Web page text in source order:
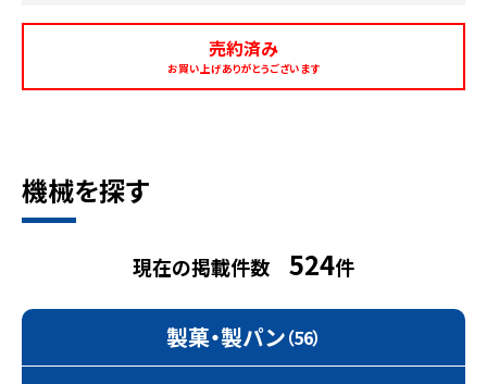
売約済み
お買い上げありがとうございます
機械を探す
現在の掲載件数 524件
製菓・製パン（56）